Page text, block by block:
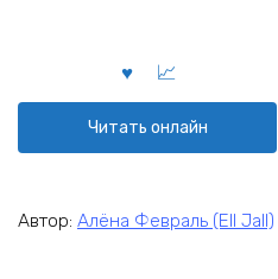
Читать онлайн
Автор: Алёна Февраль (Ell Jall)